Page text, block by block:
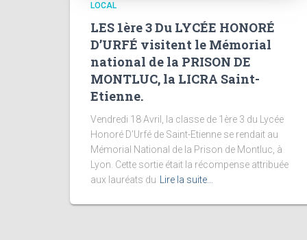
LOCAL
LES 1ère 3 Du LYCÉE HONORÉ
D’URFÉ visitent le Mémorial
national de la PRISON DE
MONTLUC, la LICRA Saint-
Etienne.
Vendredi 18 Avril, la classe de 1ère 3 du Lycée
Honoré D’Urfé de Saint-Etienne se rendait au
Mémorial National de la Prison de Montluc, à
Lyon. Cette sortie était la récompense attribuée
aux lauréats du
Lire la suite…